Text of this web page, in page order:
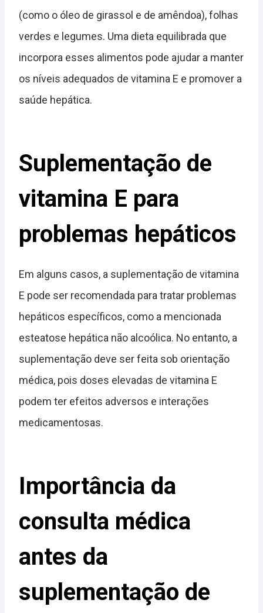
(como o óleo de girassol e de amêndoa), folhas
verdes e legumes. Uma dieta equilibrada que
incorpora esses alimentos pode ajudar a manter
os níveis adequados de vitamina E e promover a
saúde hepática.
Suplementação de
vitamina E para
problemas hepáticos
Em alguns casos, a suplementação de vitamina
E pode ser recomendada para tratar problemas
hepáticos específicos, como a mencionada
esteatose hepática não alcoólica. No entanto, a
suplementação deve ser feita sob orientação
médica, pois doses elevadas de vitamina E
podem ter efeitos adversos e interações
medicamentosas.
Importância da
consulta médica
antes da
suplementação de